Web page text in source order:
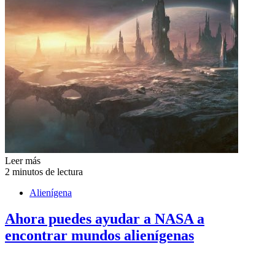
Leer más
2 minutos de lectura
Alienígena
Ahora puedes ayudar a NASA a
encontrar mundos alienígenas